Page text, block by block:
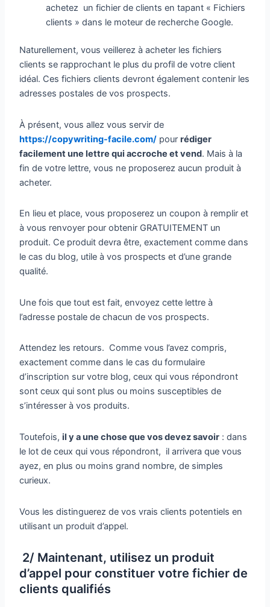
achetez un fichier de clients en tapant « Fichiers
clients » dans le moteur de recherche Google.
Naturellement, vous veillerez à acheter les fichiers
clients se rapprochant le plus du profil de votre client
idéal. Ces fichiers clients devront également contenir les
adresses postales de vos prospects.
À présent, vous allez vous servir de
https://copywriting-facile.com/ pourrédiger
facilement une lettre qui accroche et vend. Mais à la
fin de votre lettre, vous ne proposerez aucun produit à
acheter.
En lieu et place, vous proposerez un coupon à remplir et
à vous renvoyer pour obtenir GRATUITEMENT un
produit. Ce produit devra être, exactement comme dans
le cas du blog, utile à vos prospects et d’une grande
qualité.
Une fois que tout est fait, envoyez cette lettre à
l’adresse postale de chacun de vos prospects.
Attendez les retours. Comme vous l’avez compris,
exactement comme dans le cas du formulaire
d’inscription sur votre blog, ceux qui vous répondront
sont ceux qui sont plus ou moins susceptibles de
s’intéresser à vos produits.
Toutefois,il y a une chose que vos devez savoir : dans
le lot de ceux qui vous répondront, il arrivera que vous
ayez, en plus ou moins grand nombre, de simples
curieux.
Vous les distinguerez de vos vrais clients potentiels en
utilisant un produit d’appel.
2/ Maintenant, utilisez un produit
d’appel pour constituer votre fichier de
clients qualifiés